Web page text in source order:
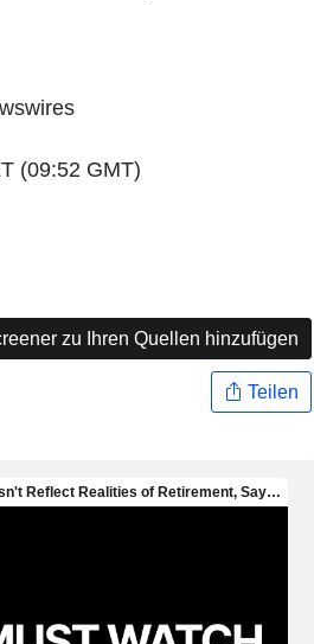
(09:52 GMT)
zu Ihren Quellen hinzufügen
Teilen